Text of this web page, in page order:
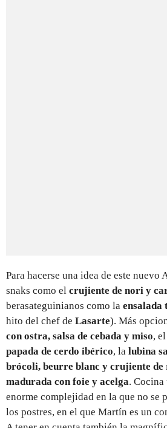
Para hacerse una idea de este
snaks como el crujiente de nori y
berasateguinianos como la ensalada
hito del chef de Lasarte). Más
con ostra, salsa de cebada y miso, el
papada de cerdo ibérico, la lubina
brócoli, beurre blanc y crujiente de
madurada con foie y acelga. Cocina
enorme complejidad en la que no se
los postres, en el que Martín es un